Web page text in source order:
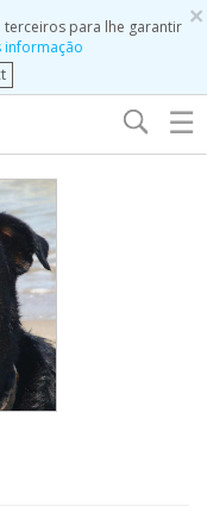
×
para lhe garantir
informação
☰